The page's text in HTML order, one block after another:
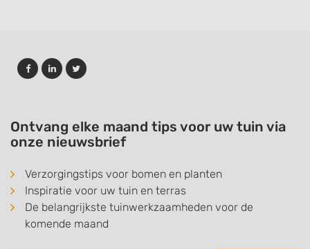
Ontvang elke maand tips voor uw tuin via
onze nieuwsbrief
Verzorgingstips voor bomen en planten
Inspiratie voor uw tuin en terras
De belangrijkste tuinwerkzaamheden voor de
komende maand